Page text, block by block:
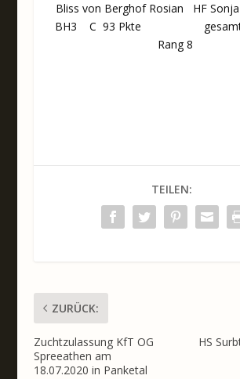
Bliss von Berghof Rosian HF
BH3 C 93 Pkte gesamt
Rang 8
TEILEN:
ZURÜCK:
Zuchtzulassung KfT OG
Spreeathen am
18.07.2020 in Panketal
HS